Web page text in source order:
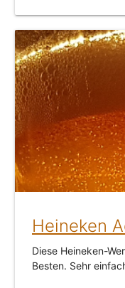
Heineken
Diese Heineken-
Besten. Sehr